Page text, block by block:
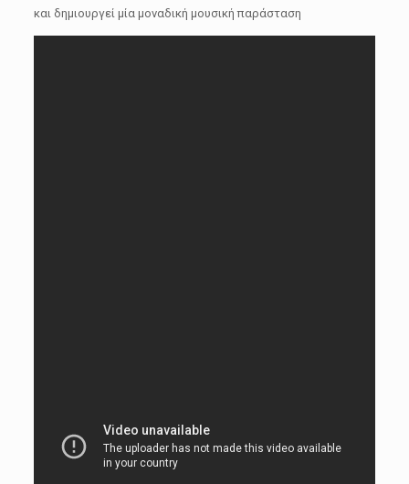
και δημιουργεί μία μοναδική μουσική παράσταση